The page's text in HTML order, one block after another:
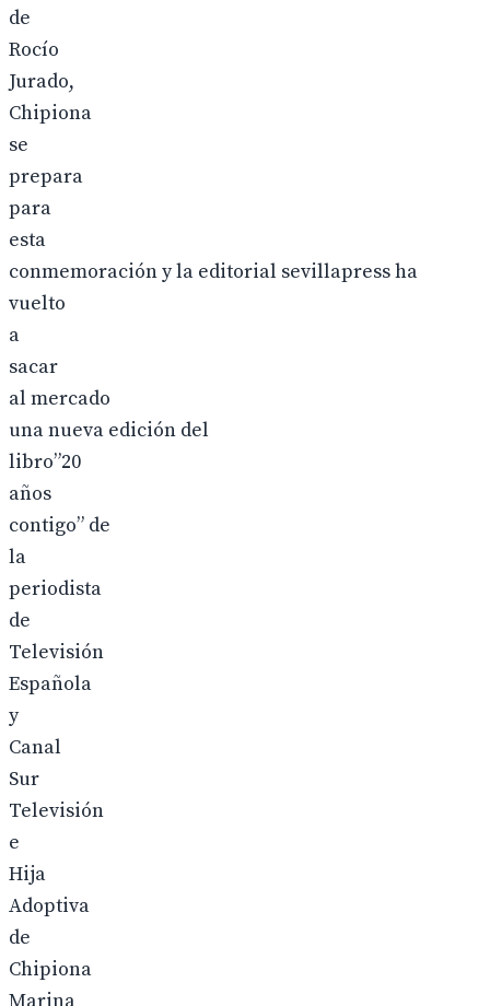
de
Rocío
Jurado,
Chipiona
se
prepara
para
esta
conmemoración y la editorial sevillapress ha
vuelto
a
sacar
al mercado
una nueva edición del
libro”20
años
contigo” de
la
periodista
de
Televisión
Española
y
Canal
Sur
Televisión
e
Hija
Adoptiva
de
Chipiona